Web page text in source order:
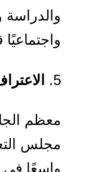
والدراسة
واجتماعيًا
معظم
مجلس
واسعًا في